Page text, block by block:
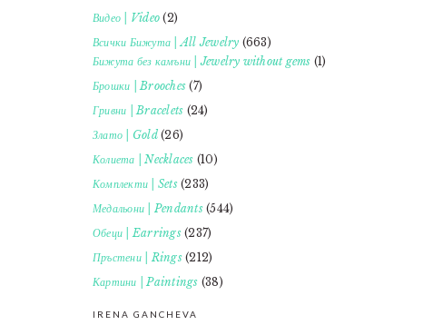
Видео | Video (2)
Всички Бижута | All Jewelry (663)
Бижута без камъни | Jewelry without gems (1)
Брошки | Brooches (7)
Гривни | Bracelets (24)
Злато | Gold(26)
Колиета | Necklaces (10)
Комплекти | Sets(233)
Медальони | Pendants(544)
Обеци | Earrings(237)
Пръстени | Rings(212)
Картини | Paintings (38)
IRENA GANCHEVA